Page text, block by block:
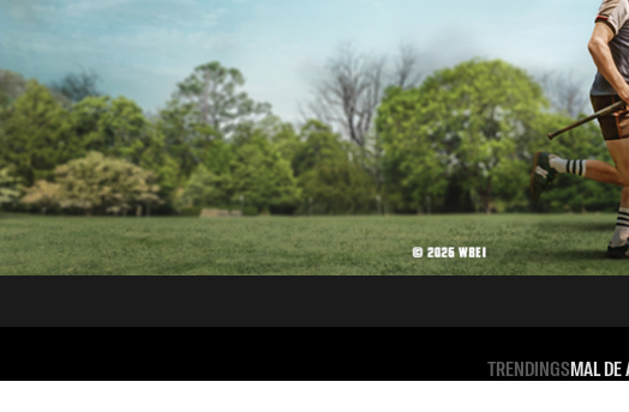
TRENDINGSMAL DE